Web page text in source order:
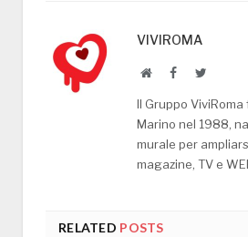
VIVIROMA
WebsiteFacebookTwitter
Il Gruppo
Marino nel 1988,
murale per
magazine, TV e
RELATED POSTS